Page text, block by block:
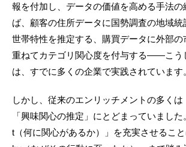
報を付加し、データの価値を高める手法の
ば、顧客の住所データに国勢調査の地域統
世帯特性を推定する、購買データに外部の
重ねてカテゴリ関心度を付与する——こう
は、すでに多くの企業で実践されています
しかし、従来のエンリッチメントの多く
「興味関心の推定」にとどまっていまし
t（何に関心があるか）」を充実させるこ